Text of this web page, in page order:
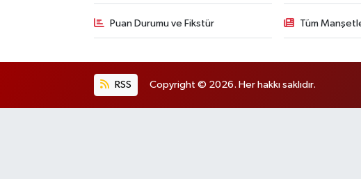
Puan Durumu ve Fikstür Tüm
RSS Copyright © 2026. Her hakkı saklıdır.